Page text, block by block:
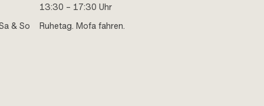
13:30 – 17:30 Uhr
& So
Ruhetag. Mofa fahren.